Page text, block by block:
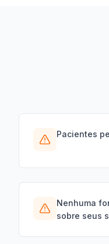
Pacientes
Nenhuma
sobre seus